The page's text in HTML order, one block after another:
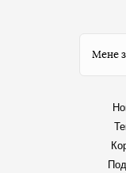
Мене